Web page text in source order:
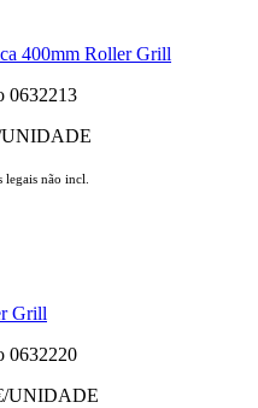
400mm Roller Grill
0632213
legais não incl.
Grill
0632220
UNIDADE